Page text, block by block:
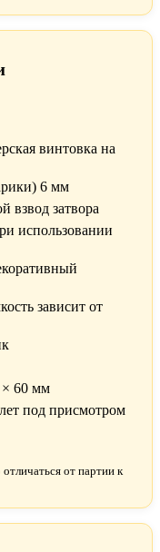
винтовка на
6 мм
взвод затвора
использовании
зависит от
× 60 мм
под присмотром
от партии к